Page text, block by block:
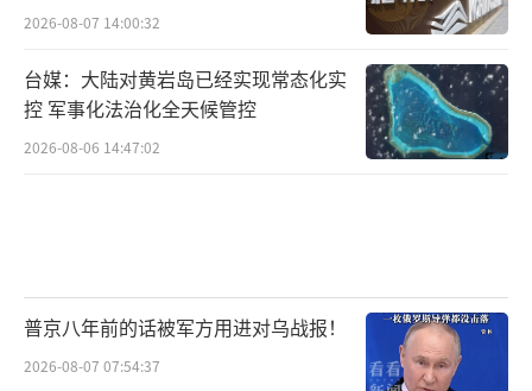
2026-08-07 14:00:32
台媒：大陆对黄岩岛已经实现常态化实
控 军事化法治化全天候管控
2026-08-06 14:47:02
普京八年前的话被军方用进对乌战报！
2026-08-07 07:54:37